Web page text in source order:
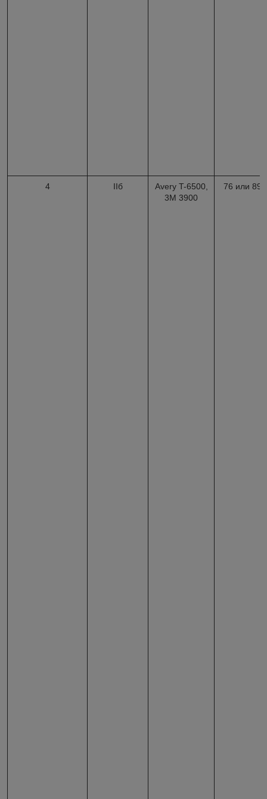
4 IIб
Avery T-6500,
3M 3900
76 или 89